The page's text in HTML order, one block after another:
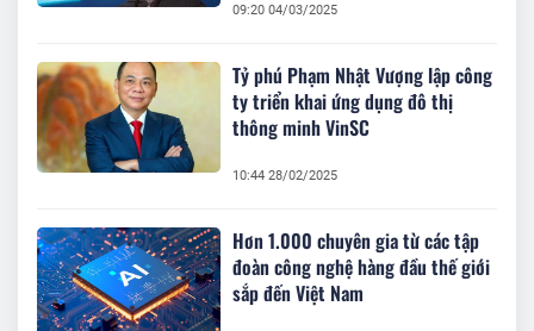
09:20 04/03/2025
Tỷ phú Phạm Nhật Vượng lập công
ty triển khai ứng dụng đô thị
thông minh VinSC
10:44 28/02/2025
Hơn 1.000 chuyên gia từ các tập
đoàn công nghệ hàng đầu thế giới
sắp đến Việt Nam